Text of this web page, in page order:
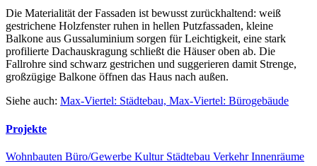
Die Materialität der Fassaden ist bewusst zurückhaltend: weiß
gestrichene Holzfenster ruhen in hellen Putzfassaden, kleine
Balkone aus Gussaluminium sorgen für Leichtigkeit, eine stark
profilierte Dachauskragung schließt die Häuser oben ab. Die
Fallrohre sind schwarz gestrichen und suggerieren damit Strenge,
großzügige Balkone öffnen das Haus nach außen.
Siehe auch: Max-Viertel: Städtebau, Max-Viertel: Bürogebäude
Projekte
Wohnbauten Büro/Gewerbe Kultur Städtebau VerkehrInnenräume